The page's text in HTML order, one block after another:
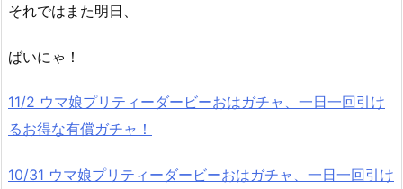
それではまた明日、
ばいにゃ！
11/2 ウマ娘プリティーダービーおはガチャ、一日一回引け
るお得な有償ガチャ！
10/31 ウマ娘プリティーダービーおはガチャ、一日一回引け